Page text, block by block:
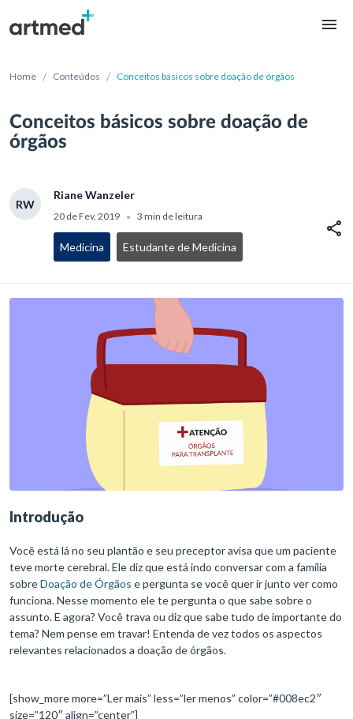
Home / Conteúdos / Conceitos básicos sobre doação de órgãos
Conceitos básicos sobre doação de
órgãos
RW
Riane Wanzeler
20 de Fev, 2019 • 3 min de leitura
Medicina Estudante de Medicina
Introdução
Você está lá no seu plantão e seu preceptor avisa que um paciente
teve morte cerebral. Ele diz que está indo conversar com a família
sobreDoação de Órgãos e pergunta se você quer ir junto ver como
funciona. Nesse momento ele te pergunta o que sabe sobre o
assunto. E agora? Você trava ou diz que sabe tudo de importante do
tema? Nem pense em travar! Entenda de vez todos os aspectos
relevantes relacionados a doação de órgãos.
[show_more more=”Ler mais” less=”ler menos” color=”#008ec2″
size=”120″ align=”center”]